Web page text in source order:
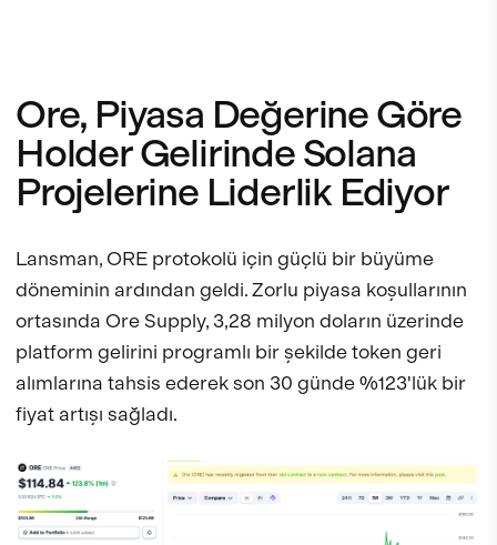
Ore, Piyasa Değerine Göre
Holder Gelirinde Solana
Projelerine Liderlik Ediyor
Lansman, ORE protokolü için güçlü bir büyüme
döneminin ardından geldi. Zorlu piyasa koşullarının
ortasında Ore Supply, 3,28 milyon doların üzerinde
platform gelirini programlı bir şekilde token geri
alımlarına tahsis ederek son 30 günde %123'lük bir
fiyat artışı sağladı.